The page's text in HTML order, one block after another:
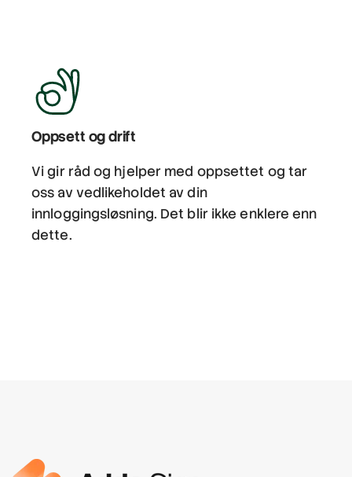
Oppsett og drift
Vi gir råd og hjelper med oppsettet og tar
oss av vedlikeholdet av din
innloggingsløsning. Det blir ikke enklere enn
dette.